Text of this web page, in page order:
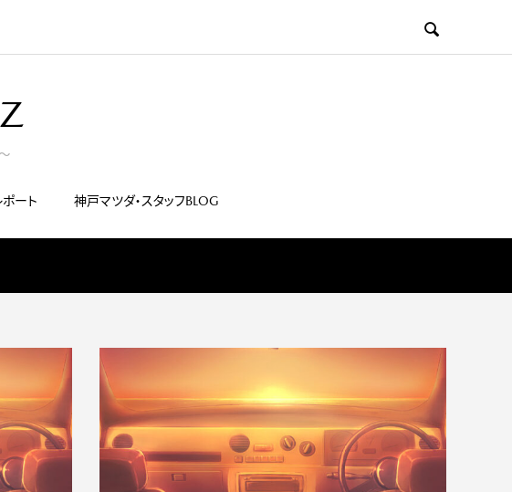

ポート 神戸マツダ・スタッフBLOG
#018 走行距離35万km!20年連
れ添ったユーノ...
#001 見るたびに心惹かれる、ボ
ディライン